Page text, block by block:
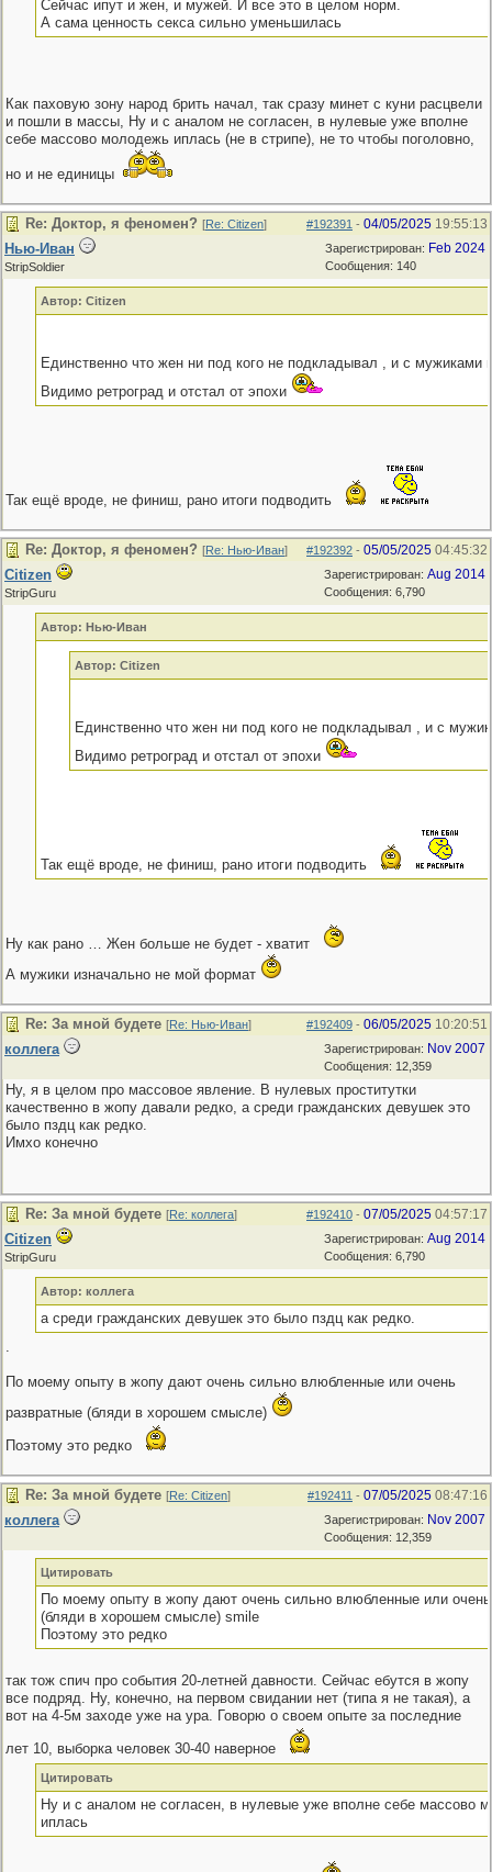
Сейчас ипут и жен, и мужей. И все это в целом норм.
А сама ценность секса сильно уменьшилась
Как паховую зону народ брить начал, так сразу минет с куни расцвели
и пошли в массы, Ну и с аналом не согласен, в нулевые уже вполне
себе массово молодежь иплась (не в стрипе), не то чтобы поголовно,
но и не единицы
#192391 - 04/05/2025 19:55:13
Re: Доктор, я феномен? [Re: Citizen]
Зарегистрирован: Feb 2024
Сообщения: 140
Нью-Иван
StripSoldier
Автор: Citizen
Единственно что жен ни под кого не подкладывал , и с
Видимо ретроград и отстал от эпохи
Так ещё вроде, не финиш, рано итоги подводить
#192392 - 05/05/2025 04:45:32
Re: Доктор, я феномен? [Re: Нью-Иван]
Зарегистрирован: Aug 2014
Сообщения: 6,790
Citizen
StripGuru
Автор: Нью-Иван
Автор: Citizen
Единственно что жен ни под кого не подкладывал , и с
Видимо ретроград и отстал от эпохи
Так ещё вроде, не финиш, рано итоги подводить
Ну как рано … Жен больше не будет - хватит
А мужики изначально не мой формат
#192409 - 06/05/2025 10:20:51
Re: За мной будете [Re: Нью-Иван]
Зарегистрирован: Nov 2007
Сообщения: 12,359
коллега
Ну, я в целом про массовое явление. В нулевых проститутки
качественно в жопу давали редко, а среди гражданских девушек это
было пздц как редко.
Имхо конечно
#192410 - 07/05/2025 04:57:17
Re: За мной будете [Re: коллега]
Зарегистрирован: Aug 2014
Сообщения: 6,790
Citizen
StripGuru
Автор: коллега
а среди гражданских девушек это было пздц как редко.
.
По моему опыту в жопу дают очень сильно влюбленные или очень
развратные (бляди в хорошем смысле)
Поэтому это редко
#192411 - 07/05/2025 08:47:16
Re: За мной будете [Re: Citizen]
Зарегистрирован: Nov 2007
Сообщения: 12,359
коллега
Цитировать
По моему опыту в жопу дают очень сильно влюбленные или очень
(бляди в хорошем смысле) smile
Поэтому это редко
так тож спич про события 20-летней давности. Сейчас ебутся в жопу
все подряд. Ну, конечно, на первом свидании нет (типа я не такая), а
вот на 4-5м заходе уже на ура. Говорю о своем опыте за последние
лет 10, выборка человек 30-40 наверное
Цитировать
Ну и с аналом не согласен, в нулевые уже вполне себе массово
иплась